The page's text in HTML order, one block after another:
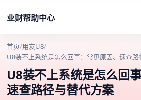
业财帮助中心
首页/用友U8/
U8装不上系统是怎么回事：常见原因、速查
U8装不上系统是怎么回
速查路径与替代方案